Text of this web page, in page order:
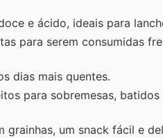
e ácido, ideais para
para serem consumidas
dias mais quentes.
para sobremesas,
grainhas, um snack fácil e